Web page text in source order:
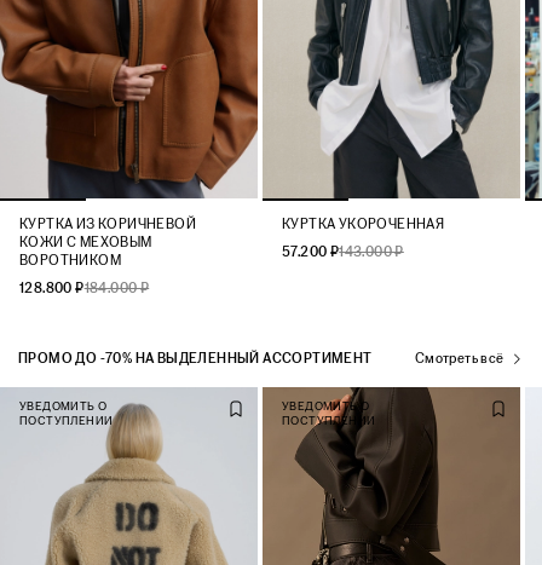
КУРТКА ИЗ КОРИЧНЕВОЙ
КОЖИ С МЕХОВЫМ
ВОРОТНИКОМ
128.800 ₽184.000 ₽
КУРТКА УКОРОЧЕННАЯ
57.200 ₽143.000 ₽
ПРОМО ДО -70% НА ВЫДЕЛЕННЫЙ АССОРТИМЕНТ Смотреть всё
УВЕДОМИТЬ О
ПОСТУПЛЕНИИ
УВЕДОМИТЬ О
ПОСТУПЛЕНИИ